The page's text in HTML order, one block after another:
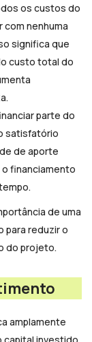
os custos do
nenhuma
significa que
custo total do
parte do
satisfatório
de aporte
financiamento
de uma
para reduzir o
do projeto.
amplamente